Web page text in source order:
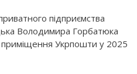
підприємства
Володимира Горбатюка
приміщення Укрпошти у 2025